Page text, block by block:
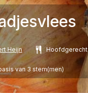
Heijn Hoofdgerecht
van 3stem(men)